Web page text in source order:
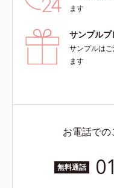
ます
サンプルプ
サンプルは
ます
お電話で
無料通話